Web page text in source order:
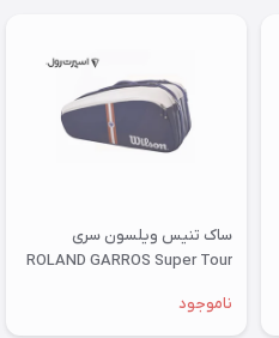
ساک تنیس ویلسون سری
ROLAND GARROS Super Tour
ناموجود